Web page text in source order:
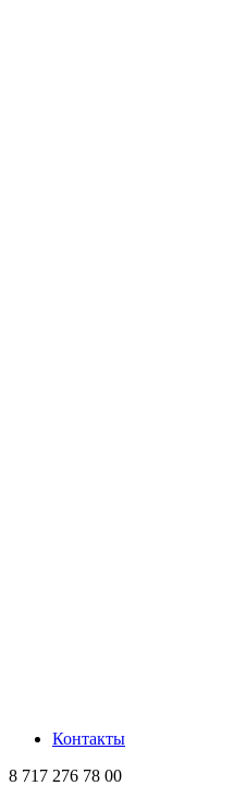
Контакты
8 717 276 78 00